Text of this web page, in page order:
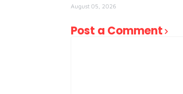
August 05, 2026
Post a Comment